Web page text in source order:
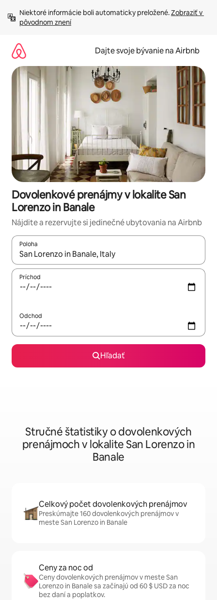
obsah.
Niektoré informácie boli automaticky preložené. Zobraziť v
pôvodnom znení
Dajte svoje bývanie na Airbnb
Dovolenkové prenájmy v lokalite San
Lorenzo in Banale
Nájdite a rezervujte si jedinečné ubytovania na Airbnb
Poloha
Keď budú výsledky k dispozícii, môžete si ich prechádzať
Príchod
Odchod
Hľadať
Stručné štatistiky o dovolenkových
prenájmoch v lokalite San Lorenzo in
Banale
Celkový počet dovolenkových prenájmov
Preskúmajte 160 dovolenkových prenájmov v
meste San Lorenzo in Banale
Ceny za noc od
Ceny dovolenkových prenájmov v meste San
Lorenzo in Banale sa začínajú od 60 $ USD za noc
bez daní a poplatkov.